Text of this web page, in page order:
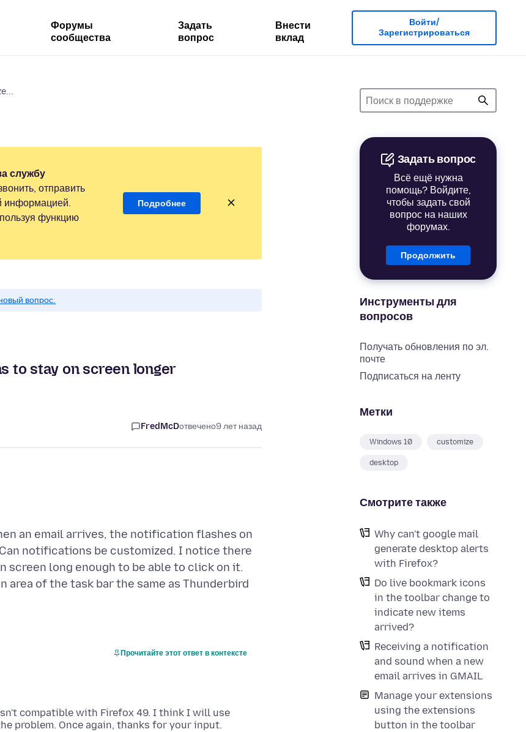
Форумы
сообщества
Задать
вопрос
Внести
вклад
Войти/
Зарегистрироваться
Задать вопрос
Всё ещё нужна
помощь? Войдите,
чтобы задать свой
вопрос на наших
форумах.
Продолжить
Инструменты для
вопросов
Получать обновления по эл.
почте
Подписаться на ленту
Метки
Windows 10 customize
desktop
Смотрите также
Why can't google mail
generate desktop alerts
with Firefox?
Do live bookmark icons
in the toolbar change to
indicate new items
arrived?
Receiving a notification
and sound when a new
email arrives in GMAIL
Manage your extensions
using the extensions
button in the toolbar
службу
отправить
информацией.
функцию
Подробнее
вопрос.
to stay on screen longer
FredMcDотвечено9 лет назад
an email arrives, the notification flashes on
notifications be customized. I notice there
long enough to be able to click on it.
of the task bar the same as Thunderbird
Прочитайте этот ответ в контексте
compatible with Firefox 49. I think I will use